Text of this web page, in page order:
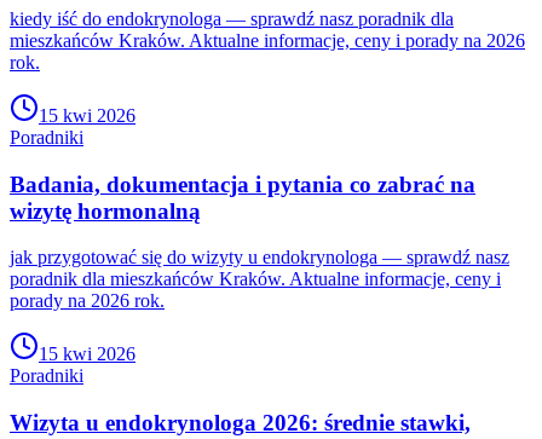
kiedy iść do endokrynologa — sprawdź nasz poradnik dla
mieszkańców Kraków. Aktualne informacje, ceny i porady na 2026
rok.
15 kwi 2026
Poradniki
Badania, dokumentacja i pytania co zabrać na
wizytę hormonalną
jak przygotować się do wizyty u endokrynologa — sprawdź nasz
poradnik dla mieszkańców Kraków. Aktualne informacje, ceny i
porady na 2026 rok.
15 kwi 2026
Poradniki
Wizyta u endokrynologa 2026: średnie stawki,